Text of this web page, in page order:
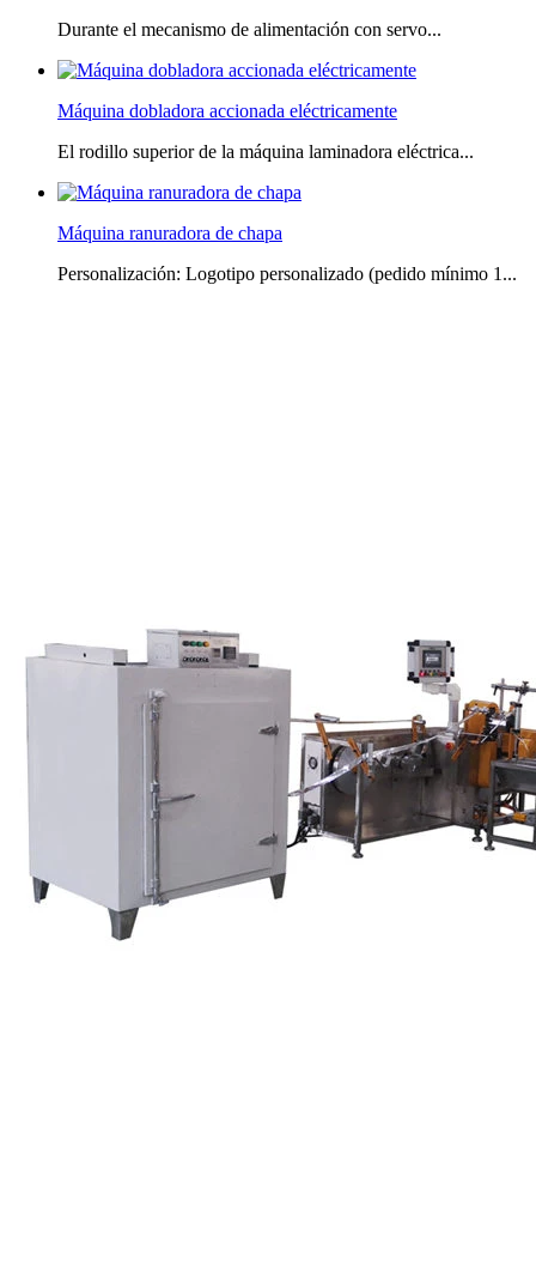
Durante el mecanismo de alimentación con servo...
Máquina dobladora accionada eléctricamente
El rodillo superior de la máquina laminadora eléctrica...
Máquina ranuradora de chapa
Personalización: Logotipo personalizado (pedido mínimo 1...